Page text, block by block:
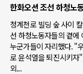
한화오션 조선 하청노
청계천로 빌딩 숲 사이
선 하청노동자들의 곁에
누군가들이 자리했다. "
로 윤석열을 퇴진시키
외...